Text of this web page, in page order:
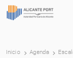
Inicio Agenda